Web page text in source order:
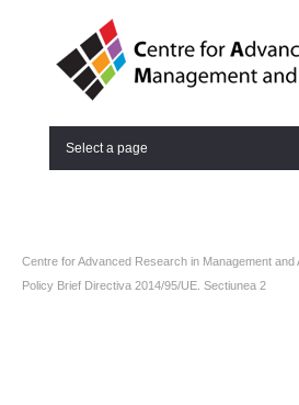
Select a page
Centre for Advanced Research in Management and
Policy Brief Directiva 2014/95/UE. Sectiunea 2